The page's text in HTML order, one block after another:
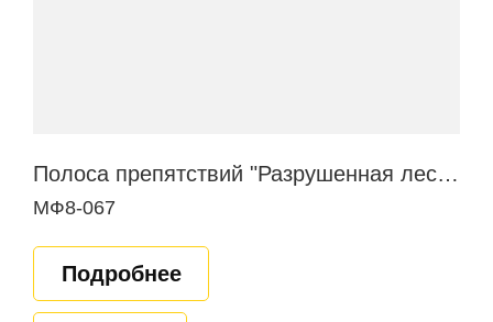
Полоса препятствий "Разрушенная лестница"
МФ8-067
Подробнее